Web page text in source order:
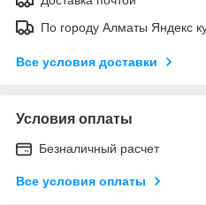
По городу Алматы Яндекс
Все условия доставки
Условия оплаты
Безналичный расчет
Все условия оплаты